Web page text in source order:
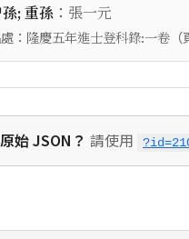
孫; 重孫 ： 張一元
： 隆慶五年進士登科錄:一卷
始 JSON？ 請使用